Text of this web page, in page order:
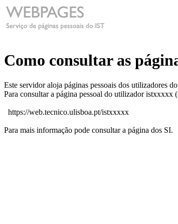
Como consultar as
Este servidor aloja páginas pessoais dos utilizadores
Para consultar a página pessoal do utilizador istxxxxx
https://web.tecnico.ulisboa.pt/istxxxxx
Para mais informação pode consultar a página dos SI.